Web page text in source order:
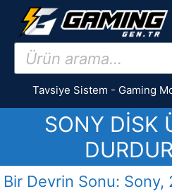
İçeriğe
Products
search
Tavsiye Sistem - Gaming
SONY DISK
Bir Devrin Sonu: Sony,